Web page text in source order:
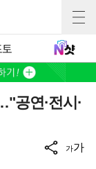
공연·전시·
가가